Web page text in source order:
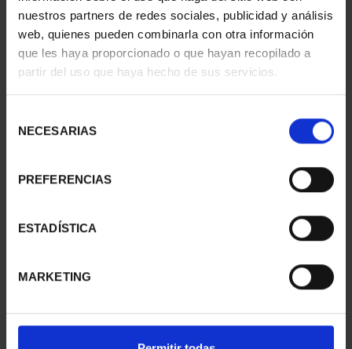
nuestros partners de redes sociales, publicidad y análisis
web, quienes pueden combinarla con otra información
que les haya proporcionado o que hayan recopilado a
partir del uso que haya hecho de sus servicios.
NECESARIAS
PREFERENCIAS
ESTADÍSTICA
MARKETING
Sólo para usuarios
registrados
Sólo para usuarios
registrados
SUSCRIPCIÓN
949,00 €
registrados
SUSCRIPCIÓN
CAPITALES DE
PROVINCIA 4
949,00 €
registrados